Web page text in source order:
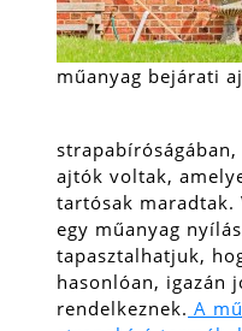
műanyag bejárati
ajtók voltak,
tartósak maradtak.
egy műanyag
tapasztalhatjuk,
hasonlóan, igazán
rendelkeznek. A